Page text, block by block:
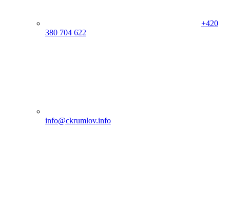
+420
380 704 622
info@ckrumlov.info